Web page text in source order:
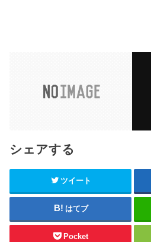
シェアする
ツイート
はてブ
Pocket